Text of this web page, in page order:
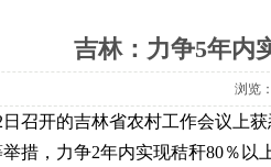
吉林：力争5年内
浏览
日召开的吉林省农村工作会议上
措，力争2年内实现秸秆80％以